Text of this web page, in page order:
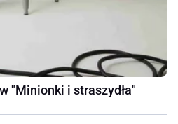
"Minionki i straszydła"